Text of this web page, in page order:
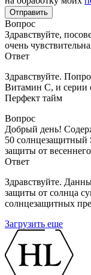
Вопрос
Здравствуйте,
очень
Ответ
Здравствуйте.
Витамин С, и серии
Перфект тайм
Вопрос
Добрый день!
50 солнцезащитный
защиты от
Ответ
Здравствуйте.
защиты от солнца
солнцезащитных
Загрузить еще